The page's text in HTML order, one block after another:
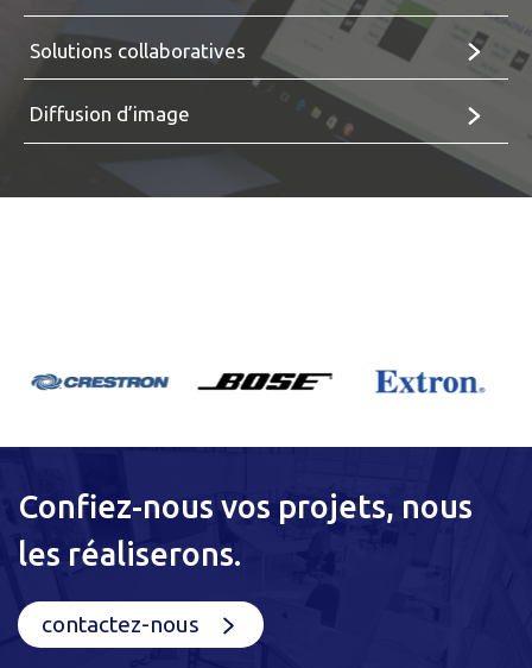
Solutions collaboratives
Diffusion d’image
Confiez-nous vos projets, nous
les réaliserons.
contactez-nous